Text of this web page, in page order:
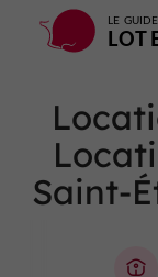
LE
LOT
Saint-